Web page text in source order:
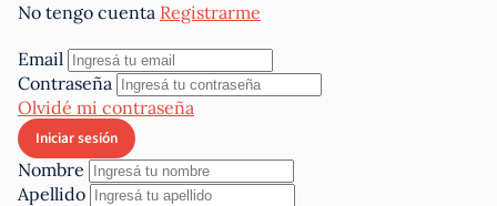
No tengo cuenta Registrarme
Email
Contraseña
Olvidé mi contraseña
Nombre
Apellido